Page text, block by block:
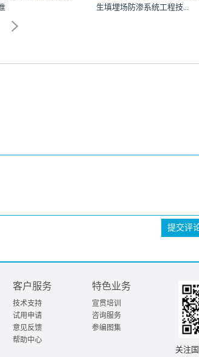
生填埋场防渗系统工程技...
提交评
客户服务
技术支持
试用申请
意见反馈
帮助中心
特色业务
宣贯培训
咨询服务
参编图集
关注